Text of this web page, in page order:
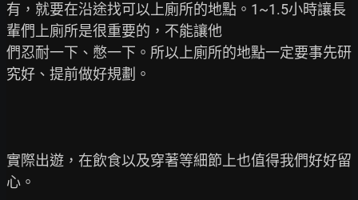
有，就要在沿途找可以上廁所的地點。1~1.5小時讓長
輩們上廁所是很重要的，不能讓他
們忍耐一下、憋一下。所以上廁所的地點一定要事先研
究好、提前做好規劃。
實際出遊，在飲食以及穿著等細節上也值得我們好好留
心。